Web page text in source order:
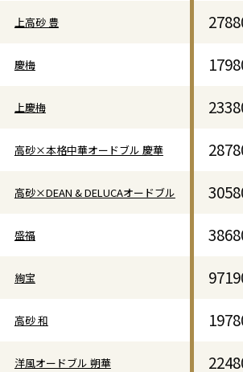
上高砂 豊
慶梅
上慶梅
高砂×本格中華オードブル 慶華
高砂×DEAN & DELUCAオードブル
盛福
絢宝
高砂 和
洋風オードブル 朔華